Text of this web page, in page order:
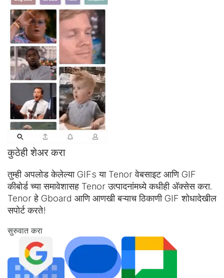
कुठेही शेअर करा
तुम्ही अपलोड केलेल्या GIFs या Tenor वेबसाइट आणिGIF
कीबोर्डच्या समावेशासह Tenor उत्पादनांमध्ये कधीही अ‍ॅक्सेस करा.
Tenor हे Gboard आणि आणखी बऱ्याच ठिकाणी GIF शोधादेखील
सपोर्ट करते!
सुरुवात करा